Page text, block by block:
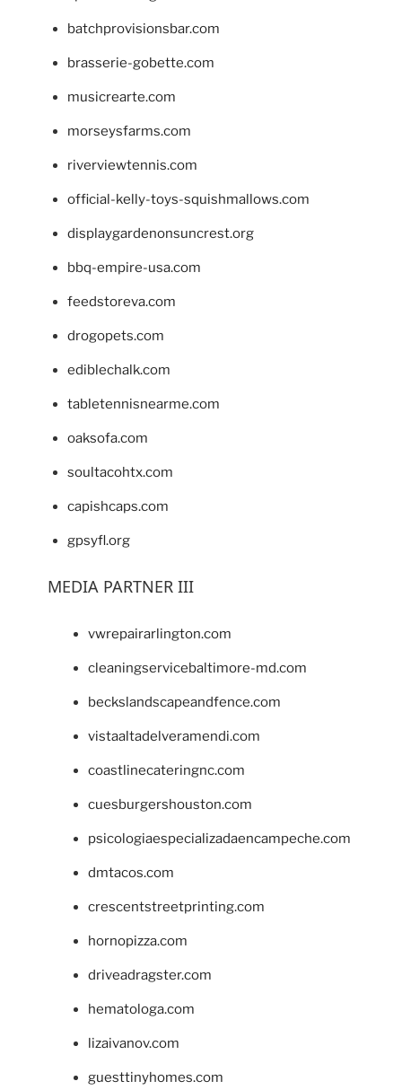
batchprovisionsbar.com
brasserie-gobette.com
musicrearte.com
morseysfarms.com
riverviewtennis.com
official-kelly-toys-squishmallows.com
displaygardenonsuncrest.org
bbq-empire-usa.com
feedstoreva.com
drogopets.com
ediblechalk.com
tabletennisnearme.com
oaksofa.com
soultacohtx.com
capishcaps.com
gpsyfl.org
MEDIA PARTNER III
vwrepairarlington.com
cleaningservicebaltimore-md.com
beckslandscapeandfence.com
vistaaltadelveramendi.com
coastlinecateringnc.com
cuesburgershouston.com
psicologiaespecializadaencampeche.com
dmtacos.com
crescentstreetprinting.com
hornopizza.com
driveadragster.com
hematologa.com
lizaivanov.com
guesttinyhomes.com